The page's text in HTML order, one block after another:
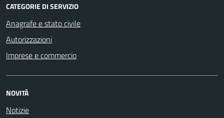
CATEGORIE DI SERVIZIO
Anagrafe e stato civile
Autorizzazioni
Imprese e commercio
NOVITÀ
Notizie